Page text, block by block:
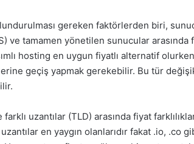
gereken faktörlerden biri,
ve tamamen yönetilen sunucular arasında
hosting en uygun fiyatlı alternatif
geçiş yapmak gerekebilir. Bu tür
uzantılar (TLD) arasında fiyat
en yaygın olanlarıdır fakat .io, .co